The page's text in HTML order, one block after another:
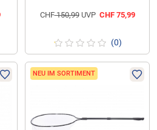
CHF150,99UVP CHF75,99
(0)
NEU IM SORTIMENT